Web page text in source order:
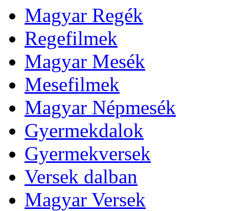
Magyar Regék
Regefilmek
Magyar Mesék
Mesefilmek
Magyar Népmesék
Gyermekdalok
Gyermekversek
Versek dalban
Magyar Versek